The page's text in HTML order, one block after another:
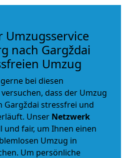
Umzugsservice
nach Gargždai
Umzug
bei diesen
dass der Umzug
Gargždai stressfrei und
Unser Netzwerk
und fair, um Ihnen einen
Umzug in
Um persönliche